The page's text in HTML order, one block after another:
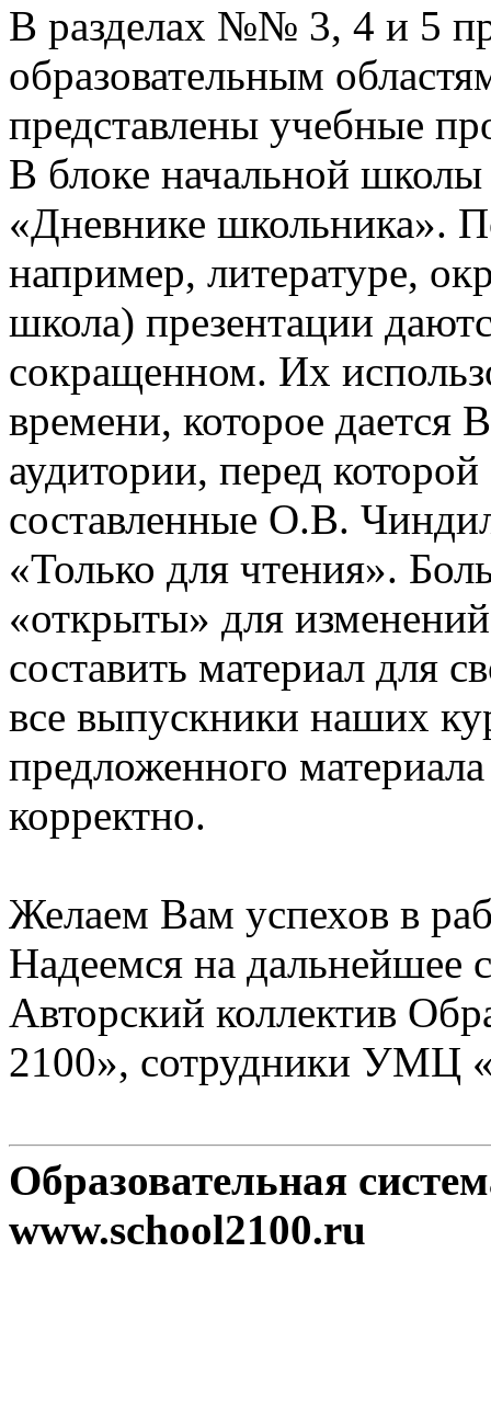
В разделах №№ 3, 4 и 5
образовательным
представлены учебные
В блоке начальной
«Дневнике школьника».
например, литературе,
школа) презентации
сокращенном. Их
времени, которое дается
аудитории, перед
составленные О.В.
«Только для чтения».
«открыты» для
составить материал для
все выпускники наших
предложенного
корректно.
Желаем Вам успехов в
Надеемся на дальнейшее
Авторский коллектив
2100», сотрудники УМЦ
Образовательная
www.school2100.ru